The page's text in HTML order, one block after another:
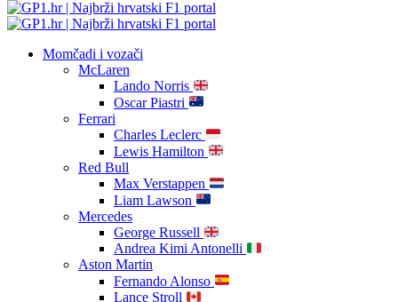
Momčadi i vozači
McLaren
Lando Norris
Oscar Piastri
Ferrari
Charles Leclerc
Lewis Hamilton
Red Bull
Max Verstappen
Liam Lawson
Mercedes
George Russell
Andrea Kimi Antonelli
Aston Martin
Fernando Alonso
Lance Stroll